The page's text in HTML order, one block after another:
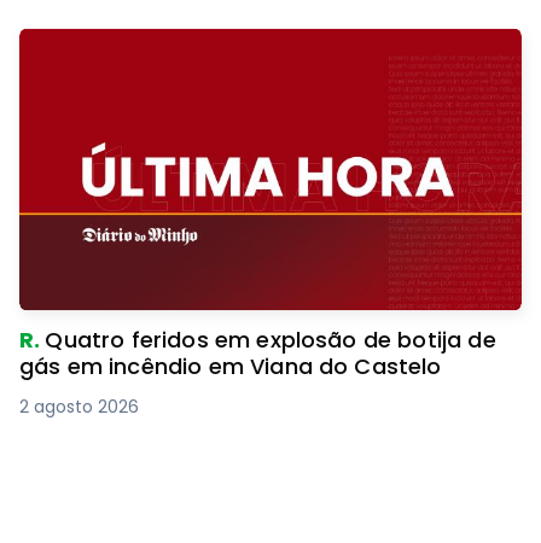
R. Quatro feridos em explosão de botija de
gás em incêndio em Viana do Castelo
2 agosto 2026